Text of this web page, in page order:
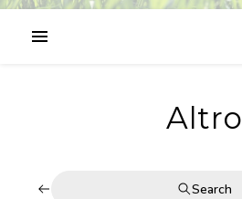
Altro
Search